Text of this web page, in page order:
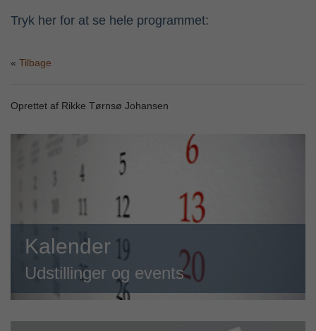
Tryk her for at se hele programmet:
Tilbage
Oprettet af Rikke Tørnsø Johansen
Kalender
Udstillinger og events